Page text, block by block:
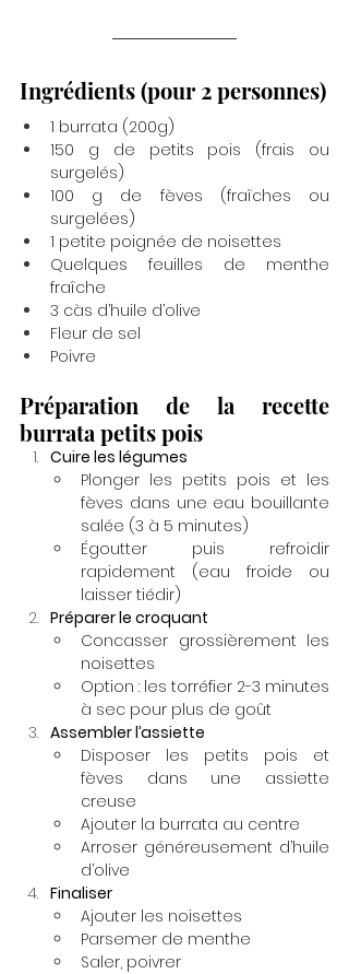
Ingrédients (pour 2 personnes)
1 burrata (200g)
150 g de petits pois (frais ou
surgelés)
100 g de fèves (fraîches ou
surgelées)
1 petite poignée de noisettes
Quelques feuilles de menthe
fraîche
3 càs d’huile d’olive
Fleur de sel
Poivre
Préparation de la recette
burrata petits pois
Cuire les légumes
Plonger les petits pois et les
fèves dans une eau bouillante
salée (3 à 5 minutes)
Égoutter puis refroidir
rapidement (eau froide ou
laisser tiédir)
Préparer le croquant
Concasser grossièrement les
noisettes
Option : les torréfier 2-3 minutes
à sec pour plus de goût
Assembler l’assiette
Disposer les petits pois et
fèves dans une assiette
creuse
Ajouter la burrata au centre
Arroser généreusement d’huile
d’olive
Finaliser
Ajouter les noisettes
Parsemer de menthe
Saler, poivrer